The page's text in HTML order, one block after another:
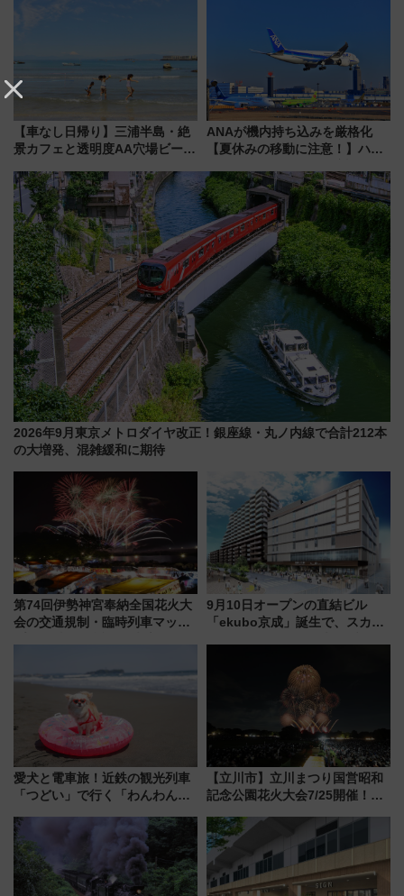
客室」や海鮮丼が人気の朝食ビ
情報まとめ
【車なし日帰り】三浦半島・絶
景カフェと透明度AA穴場ビーチ
用してストレスフリー旅へ行こ
う！
ANAが機内持ち込みを厳格化
【夏休みの移動に注意！】ハン
「身の回り品」新サイズ制限
(40×30×20cm)おさらい
2026年9月東京メトロダイヤ改正！銀座線・丸ノ内線で合計212本
の大増発、混雑緩和に期待
第74回伊勢神宮奉納全国花火大
会の交通規制・臨時列車マッ
9月10日オープンの直結ビル
「ekubo京成」誕生で、スカイ
ント情報も公開！
愛犬と電車旅！近鉄の観光列車
「つどい」で行く「わんわん列
める日帰りツアー
【立川市】立川まつり国営昭和
記念公園花火大会7/25開催！
混雑に要注意、その理由は